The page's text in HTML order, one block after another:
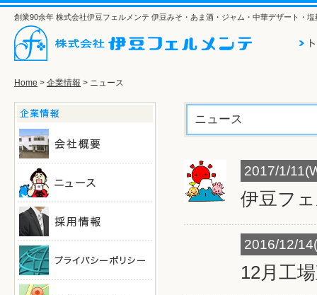
創業90余年 株式会社伊豆フェルメンテ 伊豆みそ・あま酒・ジャム・中華デザート・
Home > 企業情報 > ニュース
ニュース
2017/1/
伊豆フ
2016/12/
12月工